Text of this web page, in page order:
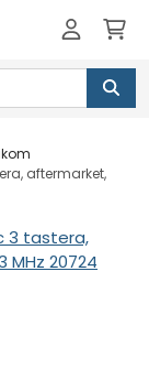
aftermarket,